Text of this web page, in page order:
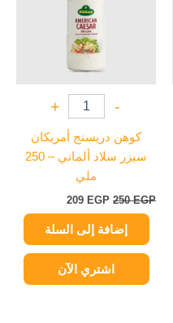
-
+
كوهن دريسنج أمريكان
سيزر سلاد ألماني – 250
ملي
250EGP
209 EGP
إضافة إلى السلة
اشتري الآن